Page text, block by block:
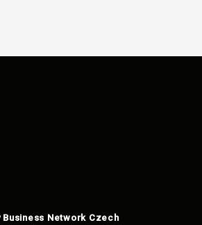
Business Network Czech